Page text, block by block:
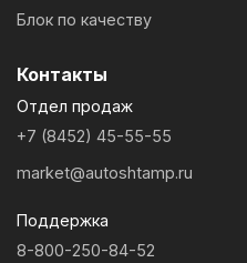
Блок по качеству
Контакты
Отдел продаж
+7 (8452) 45-55-55
market@autoshtamp.ru
Поддержка
8-800-250-84-52